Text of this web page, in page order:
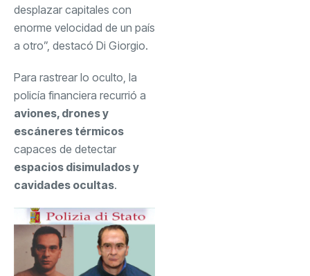
desplazar capitales con
enorme velocidad de un país
a otro”, destacó Di Giorgio.
Para rastrear lo oculto, la
policía financiera recurrió a
aviones, drones y
escáneres térmicos
capaces de detectar
espacios disimulados y
cavidades ocultas.